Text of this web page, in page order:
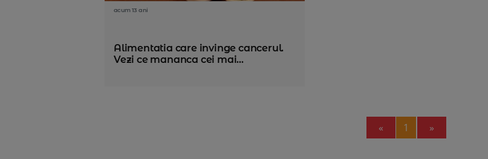
acum 13 ani
Alimentatia care invinge cancerul.
Vezi ce mananca cei mai...
« Previous
1 »